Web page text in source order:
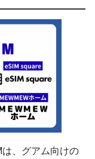
、グアム向けの